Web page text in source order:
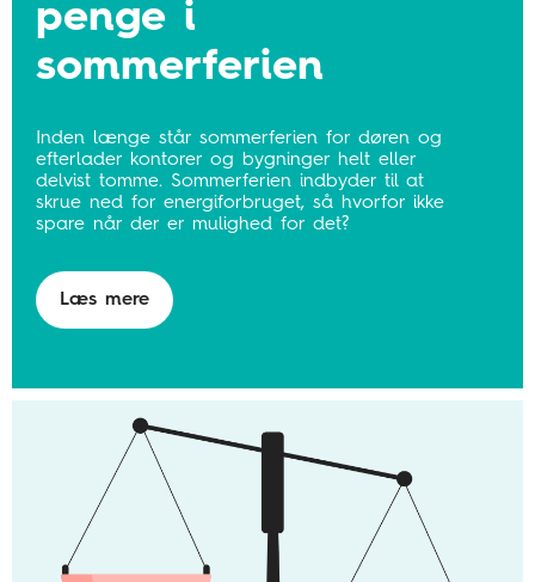
penge i
sommerferien
Inden længe står sommerferien for døren og
efterlader kontorer og bygninger helt eller
delvist tomme. Sommerferien indbyder til at
skrue ned for energiforbruget, så hvorfor ikke
spare når der er mulighed for det?
Læs mere